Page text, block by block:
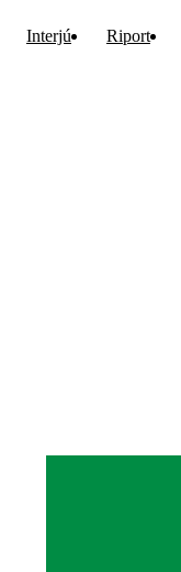
Interjú Riport